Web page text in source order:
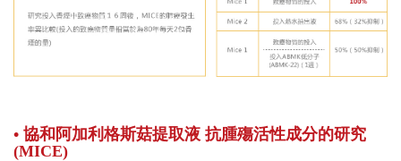
• 協和阿加利格斯菇提取液 抗腫殤活性成分的研究
(MICE)